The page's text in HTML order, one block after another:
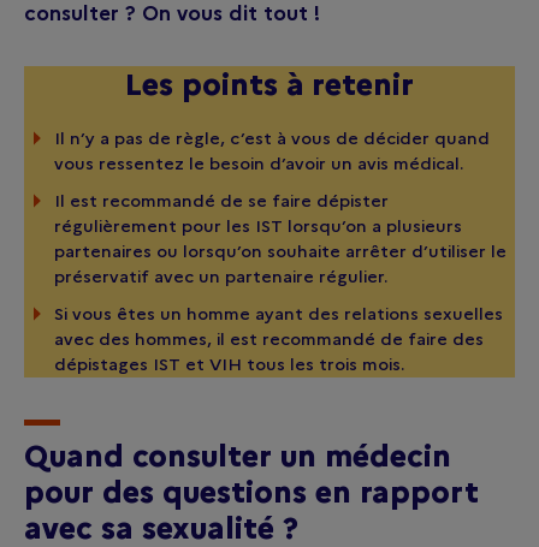
consulter ? On vous dit tout !
Les points à retenir
Il n’y a pas de règle, c’est à vous de décider quand
vous ressentez le besoin d’avoir un avis médical.
Il est recommandé de se faire dépister
régulièrement pour les IST lorsqu’on a plusieurs
partenaires ou lorsqu’on souhaite arrêter d’utiliser le
préservatif avec un partenaire régulier.
Si vous êtes un homme ayant des relations sexuelles
avec des hommes, il est recommandé de faire des
dépistages IST et VIH tous les trois mois.
Quand consulter un médecin
pour des questions en rapport
avec sa sexualité ?